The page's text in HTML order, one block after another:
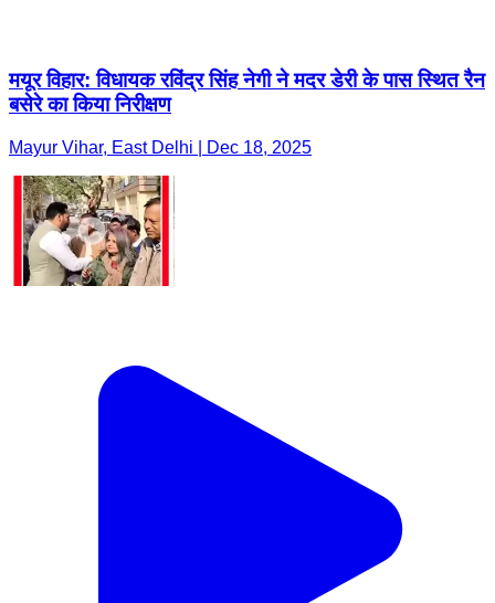
मयूर विहार: विधायक रविंद्र सिंह नेगी ने मदर डेरी के पास स्थित रैन
बसेरे का किया निरीक्षण
Mayur Vihar, East Delhi | Dec 18, 2025